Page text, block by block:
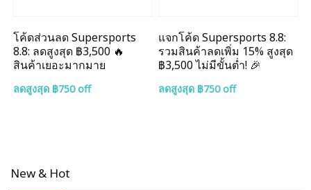
โค้ดส่วนลด Supersports
8.8: ลดสูงสุด ฿3,500 🔥
สินค้าเยอะมากมาย
ลดสูงสุด ฿750 off
แจกโค้ด Supersports 8.8:
รวมสินค้าลดเพิ่ม 15% สูงสุด
฿3,500 ไม่มีขั้นต่ำ! 🎉
ลดสูงสุด ฿750 off
New & Hot